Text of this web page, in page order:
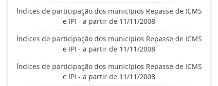
Índices de participação dos municípios Repasse de ICMS
e IPI - a partir de 11/11/2008
Índices de participação dos municípios Repasse de ICMS
e IPI - a partir de 11/11/2008
Índices de participação dos municípios Repasse de ICMS
e IPI - a partir de 11/11/2008